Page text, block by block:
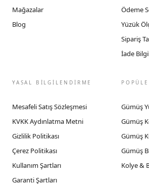
Mağazalar
Blog
Ödeme
Yüzük
Sipariş
İade
YASAL BİLGİLENDİRME
Mesafeli Satış Sözleşmesi
KVKK Aydınlatma Metni
Gizlilik Politikası
Çerez Politikası
Kullanım Şartları
Garanti Şartları
Gümüş
Gümüş
Gümüş
Gümüş
Kolye &